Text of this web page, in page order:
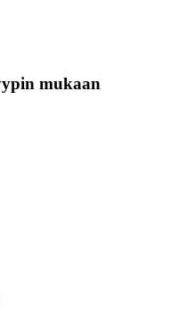
mukaan